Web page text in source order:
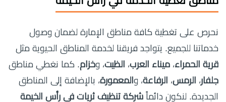
نحرص على تغطية كافة مناطق الإمارة لضمان وصول
خدماتنا للجميع. يتواجد فريقنا لخدمة المناطق الحيوية مثل
قرية الحمراء، ميناء العرب، الظيت، وخزام. كما نغطي مناطق
جلفار، الرمس، الرفاعة، والمعمورة، بالإضافة إلى المناطق
الجديدة. لنكون دائماً شركة تنظيف ثريات في رأس الخيمة